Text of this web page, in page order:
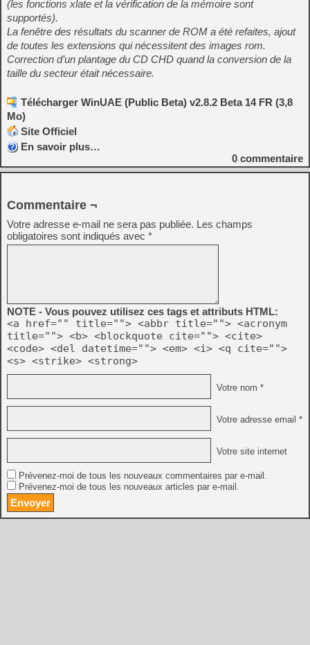
(les fonctions xlate et la vérification de la mémoire sont
supportés).
La fenêtre des résultats du scanner de ROM a été refaites, ajout
de toutes les extensions qui nécessitent des images rom.
Correction d’un plantage du CD CHD quand la conversion de la
taille du secteur était nécessaire.
Télécharger WinUAE (Public Beta) v2.8.2 Beta 14 FR (3,8
Mo)
Site Officiel
En savoir plus…
0 commentaire
Commentaire ¬
Votre adresse e-mail ne sera pas publiée. Les champs
obligatoires sont indiqués avec *
NOTE - Vous pouvez utilisez ces tags et attributs HTML:
<a href="" title=""> <abbr title=""> <acronym
title=""> <b> <blockquote cite=""> <cite>
<code> <del datetime=""> <em> <i> <q cite="">
<s> <strike> <strong>
Votre nom *
Votre adresse email *
Votre site internet
Prévenez-moi de tous les nouveaux commentaires par e-mail.
Prévenez-moi de tous les nouveaux articles par e-mail.